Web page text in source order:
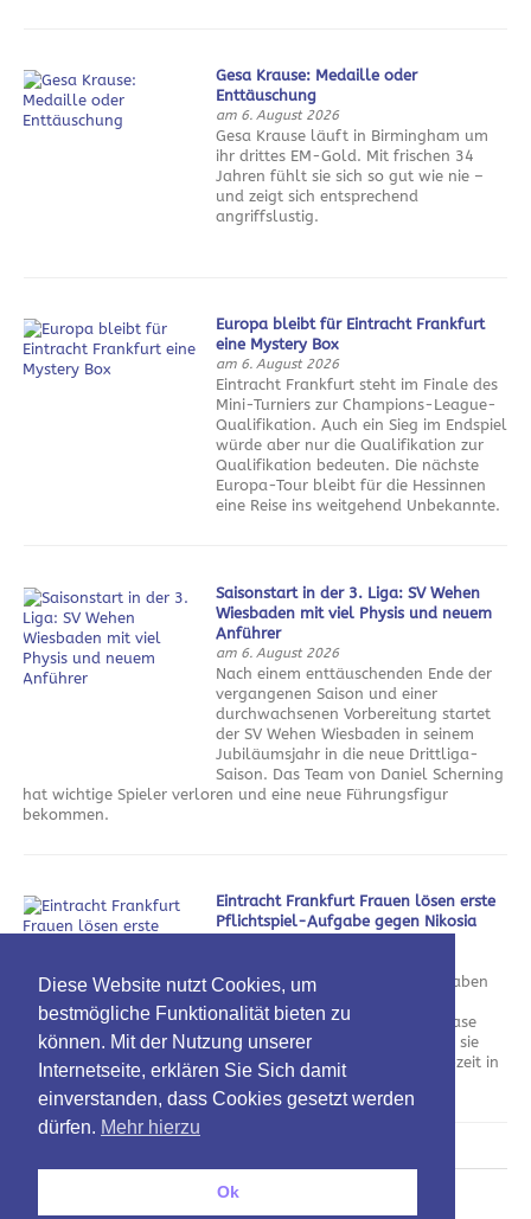
Gesa Krause: Medaille oder
Enttäuschung
am 6. August 2026
Gesa Krause läuft in Birmingham um
ihr drittes EM-Gold. Mit frischen 34
Jahren fühlt sie sich so gut wie nie –
und zeigt sich entsprechend
angriffslustig.
Europa bleibt für Eintracht Frankfurt
eine Mystery Box
am 6. August 2026
Eintracht Frankfurt steht im Finale des
Mini-Turniers zur Champions-League-
Qualifikation. Auch ein Sieg im Endspiel
würde aber nur die Qualifikation zur
Qualifikation bedeuten. Die nächste
Europa-Tour bleibt für die Hessinnen
eine Reise ins weitgehend Unbekannte.
Saisonstart in der 3. Liga: SV Wehen
Wiesbaden mit viel Physis und neuem
Anführer
am 6. August 2026
Nach einem enttäuschenden Ende der
vergangenen Saison und einer
durchwachsenen Vorbereitung startet
der SV Wehen Wiesbaden in seinem
Jubiläumsjahr in die neue Drittliga-
Saison. Das Team von Daniel Scherning
hat wichtige Spieler verloren und eine neue Führungsfigur
bekommen.
Eintracht Frankfurt Frauen lösen erste
Pflichtspiel-Aufgabe gegen Nikosia
Die Eintracht Frankfurt Frauen haben
Champions-League-Gruppenphase
geschafft. Gegen Nikosia zeigten sie
sich vor allem in der ersten Halbzeit in
Torlaune.
Diese Website nutzt Cookies, um
bestmögliche Funktionalität bieten zu
können. Mit der Nutzung unserer
Internetseite, erklären Sie Sich damit
einverstanden, dass Cookies gesetzt werden
dürfen. Mehr hierzu
Ok